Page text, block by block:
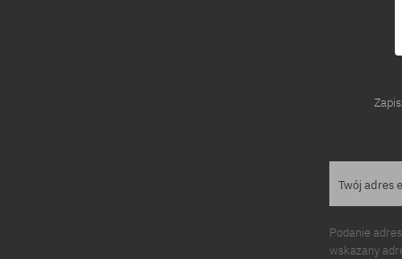
Twój adres
Podanie
wskazany